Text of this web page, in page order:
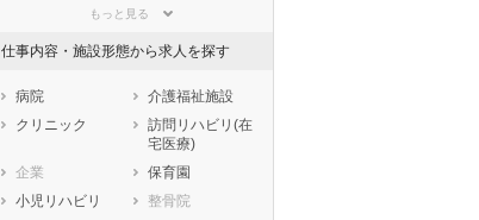
埼玉県
石川県
福井県
岐阜県
静岡県
愛知県
三重県
大阪府
兵庫県
奈良県
鳥取県
島根県
もっと見る
仕事内容・施設形態から求人を探す
病院
介護福祉施設
クリニック
訪問リハビリ(在
宅医療)
企業
保育園
小児リハビリ
整骨院